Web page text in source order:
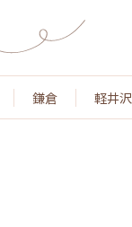
鎌倉 軽井沢